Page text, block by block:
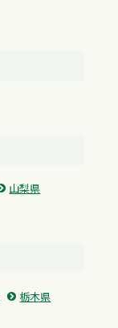
山梨県
栃木県